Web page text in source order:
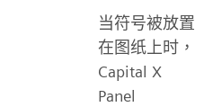
当符号被放置
在图纸上时，
Capital X
Panel